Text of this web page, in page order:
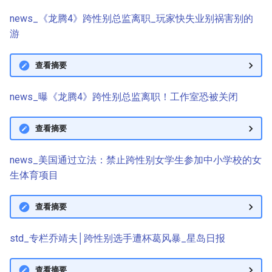
news_《龙腾4》跨性别总监离职_玩家快失业别祸害别的
游
查看摘要
news_曝《龙腾4》跨性别总监离职！工作室恐被关闭
查看摘要
news_美国通过立法：禁止跨性别女学生参加中小学校的女
生体育项目
查看摘要
std_专栏乔靖夫│跨性别选手遭杯葛风暴_星岛日报
查看摘要